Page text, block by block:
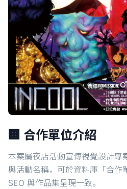
🏢 合作單位介紹
本案屬夜店活動宣傳視覺設計專
與活動名稱，可於資料庫「合作
SEO 與作品集呈現一致。